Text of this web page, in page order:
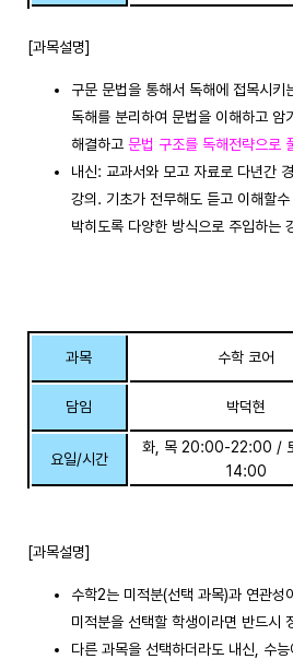
[과목설명]
구문 문법을 통해서 독해에 접목시키
독해를 분리하여 문법을 이해하고 암
해결하고 문법 구조를 독해전략으로
내신: 교과서와 모고 자료로 다년간
강의. 기초가 전무해도 듣고 이해할
박히도록 다양한 방식으로 주입하는
과목 수학 코어
담임 박덕현
요일/시간
화, 목 20:00-22:00 /
14:00
[과목설명]
수학2는 미적분(선택 과목)과 연관성
미적분을 선택할 학생이라면 반드시
다른 과목을 선택하더라도 내신, 수